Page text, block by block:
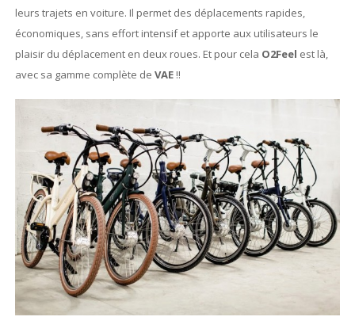
leurs trajets en voiture. Il permet des déplacements rapides,
économiques, sans effort intensif et apporte aux utilisateurs le
plaisir du déplacement en deux roues. Et pour cela O2Feel est là,
avec sa gamme complète de VAE!!